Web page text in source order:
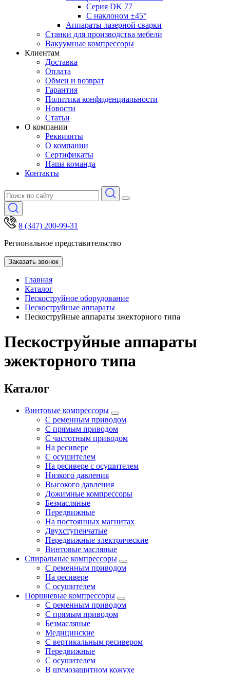
Серия DK 77
С наклоном ±45°
Аппараты лазерной сварки
Станки для производства мебели
Вакуумные компрессоры
Клиентам
Доставка
Оплата
Обмен и возврат
Гарантия
Политика конфиденциальности
Новости
Статьи
О компании
Реквизиты
О компании
Сертификаты
Наша команда
Контакты
8 (347) 200-99-31
Региональное представительство
Заказать звонок
Главная
Каталог
Пескоструйное оборудование
Пескоструйные аппараты
Пескоструйные аппараты эжекторного типа
Пескоструйные аппараты
эжекторного типа
Каталог
Винтовые компрессоры
С ременным приводом
С прямым приводом
С частотным приводом
На ресивере
С осушителем
На ресивере с осушителем
Низкого давления
Высокого давления
Дожимные компрессоры
Безмасляные
Передвижные
На постоянных магнитах
Двухступенчатые
Передвижные электрические
Винтовые масляные
Спиральные компрессоры
С ременным приводом
На ресивере
С осушителем
Поршневые компрессоры
С ременным приводом
С прямым приводом
Безмасляные
Медицинские
С вертикальным ресивером
Передвижные
С осушителем
В шумозащитном кожухе